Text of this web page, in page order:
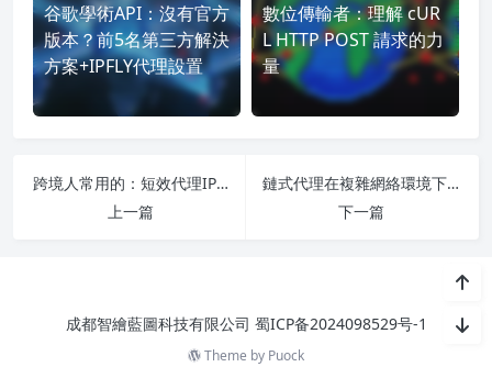
谷歌學術API：沒有官方
版本？前5名第三方解決
方案+IPFLY代理設置
數位傳輸者：理解 cUR
L HTTP POST 請求的力
量
跨境人常用的：短效代理IP長效代理IP有什麼區別
上一篇
鏈式代理在複雜網絡環境下的高效解決方案
下一篇
成都智繪藍圖科技有限公司 蜀ICP备2024098529号-1
Theme by Puock